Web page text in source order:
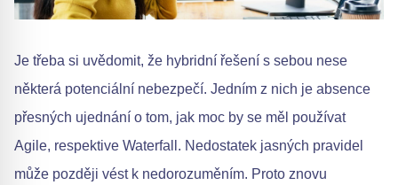
Je třeba si uvědomit, že hybridní řešení s sebou nese
některá potenciální nebezpečí. Jedním z nich je absence
přesných ujednání o tom, jak moc by se měl používat
Agile, respektive Waterfall. Nedostatek jasných pravidel
může později vést k nedorozuměním. Proto znovu